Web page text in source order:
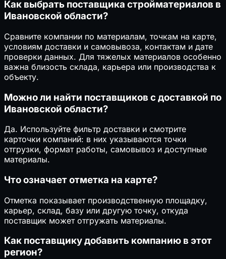
Как выбрать поставщика стройматериалов в
Ивановской области?
Сравните компании по материалам, точкам на карте,
условиям доставки и самовывоза, контактам и дате
проверки данных. Для тяжелых материалов особенно
важна близость склада, карьера или производства к
объекту.
Можно ли найти поставщиков с доставкой по
Ивановской области?
Да. Используйте фильтр доставки и смотрите
карточки компаний: в них указываются точки
отгрузки, формат работы, самовывоз и доступные
материалы.
Что означает отметка на карте?
Отметка показывает производственную площадку,
карьер, склад, базу или другую точку, откуда
поставщик может отгружать материалы.
Как поставщику добавить компанию в этот
регион?